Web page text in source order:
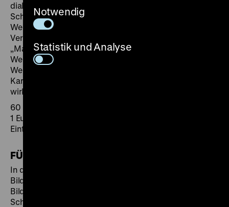
dialogischen Führung erfahren die Schülerinnen und
Schüler anhand vielfältiger Bildmedien, welche
Werkzeuge und Erfindungen, aber auch
Verhaltensregeln es vor 200 Jahren gab. Was erlebten
„Max und Moritz“, und wie sah es damals in der weiten
Welt aus? In dem Rundgang entdeckt die Klasse die
Welt der Bildergeschichten, frühen Comics und
Karikaturen und bespricht, wie diese auf die Menschen
wirkten.
60 Minuten
1 Euro pro Schüler/in
Eintritt frei
FÜHRUNGEN FÜR SEKUNDARSTUFE I UND II
In der Führung wird die Faszination von Drucken,
Bilderbogen und Karikaturen aus 500 Jahren
Bildproduktion vorgestellt. Die Schülerinnen und
Schüler analysieren die Merkmale und Wirkung des
Notwendig
Statistik und Analyse